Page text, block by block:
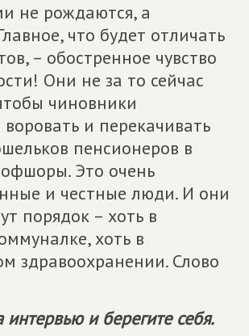
не рождаются, а
что будет отличать
– обостренное чувство
Они не за то сейчас
чиновники
и перекачивать
пенсионеров в
Это очень
и честные люди. И они
порядок – хоть в
хоть в
здравоохранении. Слово
интервью и берегите себя.